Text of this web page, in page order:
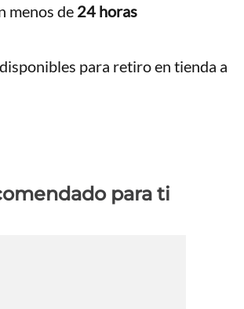
menos de 24 horas
para retiro en tienda a
para ti